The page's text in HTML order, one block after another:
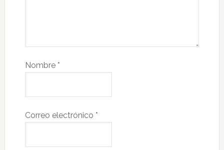
Nombre *
Correo electrónico *